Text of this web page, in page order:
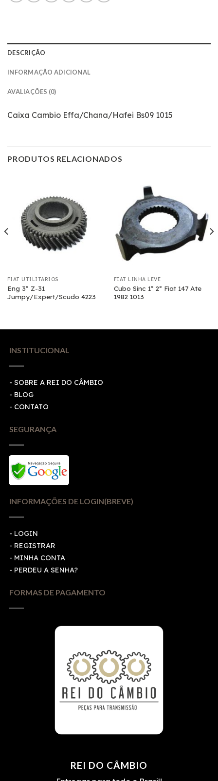
DESCRIÇÃO
INFORMAÇÃO ADICIONAL
AVALIAÇÕES (0)
Caixa Cambio Effa/Chana/Hafei Bs09 1015
PRODUTOS RELACIONADOS
FIAT UTILITÁRIOS
Eng 3º Z-31
Jumpy/Expert/Scudo 4223
FIAT LINHA LEVE
Cubo Sinc 1º 2º Fiat 147 Ate
1982 1013
INSTITUCIONAL
- SOBRE A REI DO CÂMBIO
- BLOG
- CONTATO
SEGURANÇA
INFORMAÇÕES DE LOGIN(BREVE)
- LOGIN
- REGISTRAR
- MINHA CONTA
- PERDEU A SENHA?
FORMAS DE PAGAMENTO
REI DO CÂMBIO